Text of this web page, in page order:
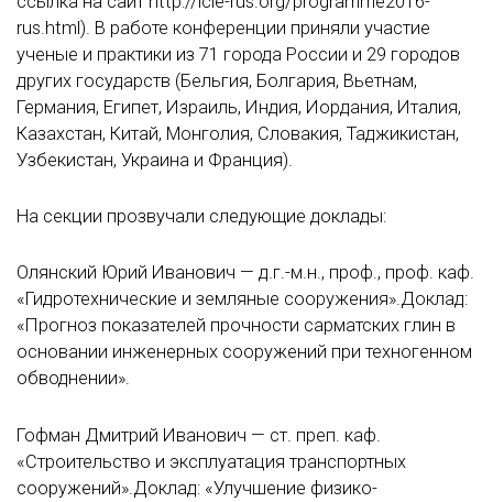
rus.html). В работе конференции приняли участие
ученые и практики из 71 города России и 29 городов
других государств (Бельгия, Болгария, Вьетнам,
Германия, Египет, Израиль, Индия, Иордания, Италия,
Казахстан, Китай, Монголия, Словакия, Таджикистан,
Узбекистан, Украина и Франция).
На секции прозвучали следующие доклады:
Олянский Юрий Иванович — д.г.-м.н., проф., проф. каф.
«Гидротехнические и земляные сооружения».Доклад:
«Прогноз показателей прочности сарматских глин в
основании инженерных сооружений при техногенном
обводнении».
Гофман Дмитрий Иванович — ст. преп. каф.
«Строительство и эксплуатация транспортных
сооружений».Доклад: «Улучшение физико-